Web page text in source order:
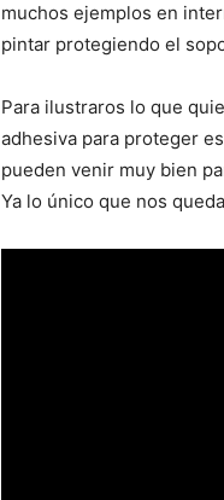
muchos ejemplos en
pintar protegiendo el
Para ilustraros lo que
adhesiva para proteger
pueden venir muy bien
Ya lo único que nos